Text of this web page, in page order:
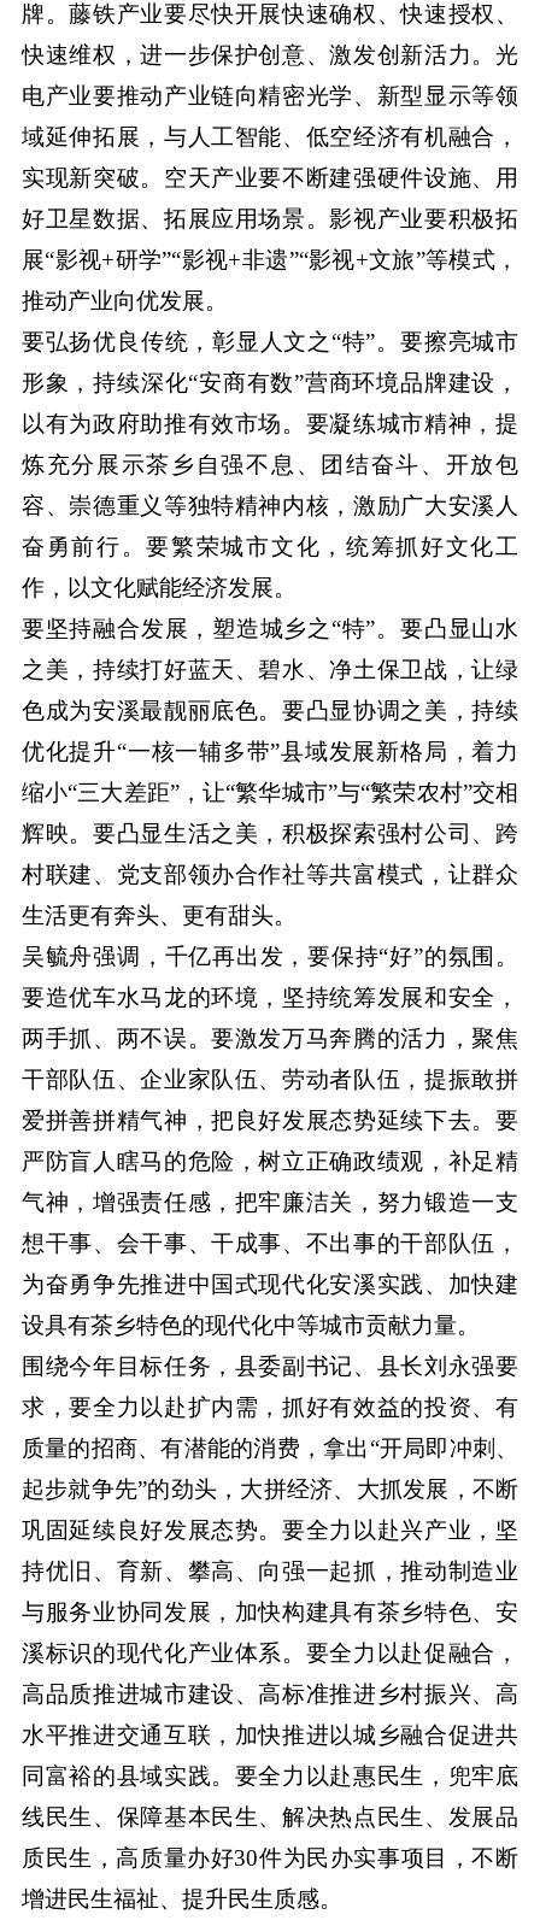
牌。藤铁产业要尽快开展快速确权、快速授权、
快速维权，进一步保护创意、激发创新活力。光
电产业要推动产业链向精密光学、新型显示等领
域延伸拓展，与人工智能、低空经济有机融合，
实现新突破。空天产业要不断建强硬件设施、用
好卫星数据、拓展应用场景。影视产业要积极拓
展“影视+研学”“影视+非遗”“影视+文旅”等模式，
推动产业向优发展。
要弘扬优良传统，彰显人文之“特”。要擦亮城市
形象，持续深化“安商有数”营商环境品牌建设，
以有为政府助推有效市场。要凝练城市精神，提
炼充分展示茶乡自强不息、团结奋斗、开放包
容、崇德重义等独特精神内核，激励广大安溪人
奋勇前行。要繁荣城市文化，统筹抓好文化工
作，以文化赋能经济发展。
要坚持融合发展，塑造城乡之“特”。要凸显山水
之美，持续打好蓝天、碧水、净土保卫战，让绿
色成为安溪最靓丽底色。要凸显协调之美，持续
优化提升“一核一辅多带”县域发展新格局，着力
缩小“三大差距”，让“繁华城市”与“繁荣农村”交相
辉映。要凸显生活之美，积极探索强村公司、跨
村联建、党支部领办合作社等共富模式，让群众
生活更有奔头、更有甜头。
吴毓舟强调，千亿再出发，要保持“好”的氛围。
要造优车水马龙的环境，坚持统筹发展和安全，
两手抓、两不误。要激发万马奔腾的活力，聚焦
干部队伍、企业家队伍、劳动者队伍，提振敢拼
爱拼善拼精气神，把良好发展态势延续下去。要
严防盲人瞎马的危险，树立正确政绩观，补足精
气神，增强责任感，把牢廉洁关，努力锻造一支
想干事、会干事、干成事、不出事的干部队伍，
为奋勇争先推进中国式现代化安溪实践、加快建
设具有茶乡特色的现代化中等城市贡献力量。
围绕今年目标任务，县委副书记、县长刘永强要
求，要全力以赴扩内需，抓好有效益的投资、有
质量的招商、有潜能的消费，拿出“开局即冲刺、
起步就争先”的劲头，大拼经济、大抓发展，不断
巩固延续良好发展态势。要全力以赴兴产业，坚
持优旧、育新、攀高、向强一起抓，推动制造业
与服务业协同发展，加快构建具有茶乡特色、安
溪标识的现代化产业体系。要全力以赴促融合，
高品质推进城市建设、高标准推进乡村振兴、高
水平推进交通互联，加快推进以城乡融合促进共
同富裕的县域实践。要全力以赴惠民生，兜牢底
线民生、保障基本民生、解决热点民生、发展品
质民生，高质量办好30件为民办实事项目，不断
增进民生福祉、提升民生质感。